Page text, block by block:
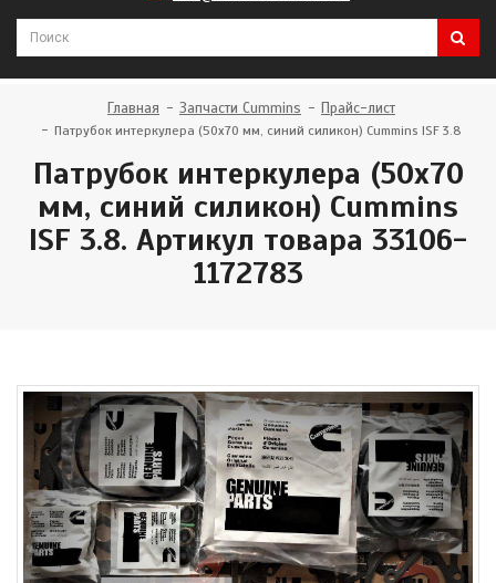
Главная Запчасти Cummins Прайс-лист
Патрубок интеркулера (50х70 мм, синий силикон) Cummins ISF 3.8
Патрубок интеркулера (50х70
мм, синий силикон) Cummins
ISF 3.8. Артикул товара 33106-
1172783